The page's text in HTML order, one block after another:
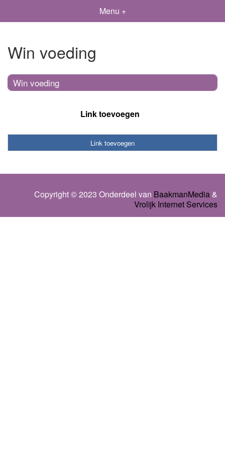
Menu +
Win voeding
Win voeding
Link toevoegen
Link toevoegen
Copyright © 2023 Onderdeel van BaakmanMedia &
Vrolijk Internet Services